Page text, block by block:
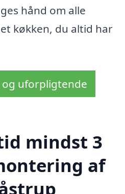
hånd om alle
køkken, du altid har
og uforpligtende
mindst 3
af